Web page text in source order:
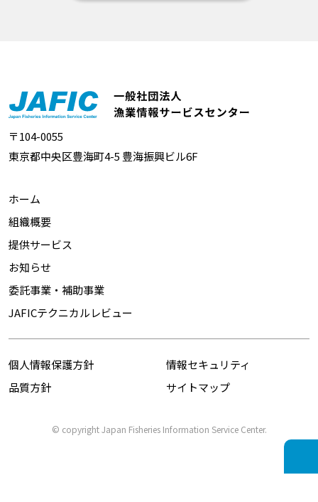
〒104-0055
東京都中央区豊海町4-5 豊海振興ビル6F
ホーム
組織概要
提供サービス
お知らせ
委託事業・補助事業
JAFICテクニカルレビュー
個人情報保護方針
情報セキュリティ
品質方針
サイトマップ
© copyright Japan Fisheries Information Service Center.